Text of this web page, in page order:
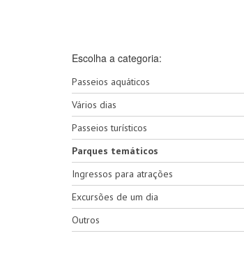
Escolha a categoria:
Passeios aquáticos
Vários dias
Passeios turísticos
Parques temáticos
Ingressos para atrações
Excursões de um dia
Outros